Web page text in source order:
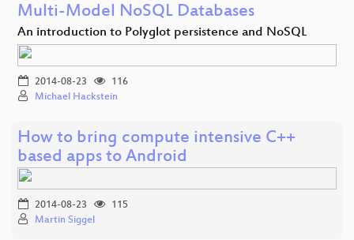
Multi-Model NoSQL Databases
An introduction to Polyglot persistence and NoSQL
2014-08-23
116
Michael Hackstein
How to bring compute intensive C++
based apps to Android
2014-08-23
115
Martin Siggel